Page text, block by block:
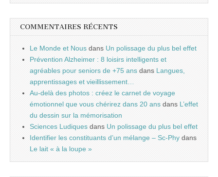
COMMENTAIRES RÉCENTS
Le Monde et Nous dans Un polissage du plus bel effet
Prévention Alzheimer : 8 loisirs intelligents et
agréables pour seniors de +75 ans dans Langues,
apprentissages et vieillissement…
Au-delà des photos : créez le carnet de voyage
émotionnel que vous chérirez dans 20 ans dans L’effet
du dessin sur la mémorisation
Sciences Ludiques dans Un polissage du plus bel effet
Identifier les constituants d’un mélange – Sc-Phy dans
Le lait « à la loupe »